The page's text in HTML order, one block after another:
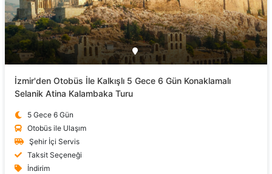
İzmir'den Otobüs İle Kalkışlı 5 Gece 6 Gün Konaklamalı
Selanik Atina Kalambaka Turu
5 Gece 6 Gün
Otobüs ile Ulaşım
Şehir İçi Servis
Taksit Seçeneği
İndirim